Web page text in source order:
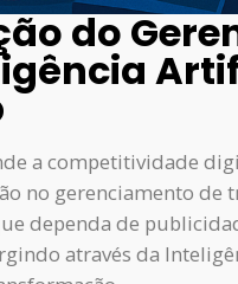
do
a competitividade
no gerenciamento de
dependa de
através da